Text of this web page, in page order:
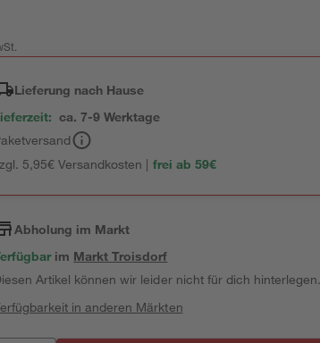
Lieferung nach Hause
ca. 7-9 Werktage
5,95€ Versandkosten | frei ab 59€
Abholung im Markt
im MarktTroisdorf
Artikel können wir leider nicht für dich hinterlegen.
in anderen Märkten